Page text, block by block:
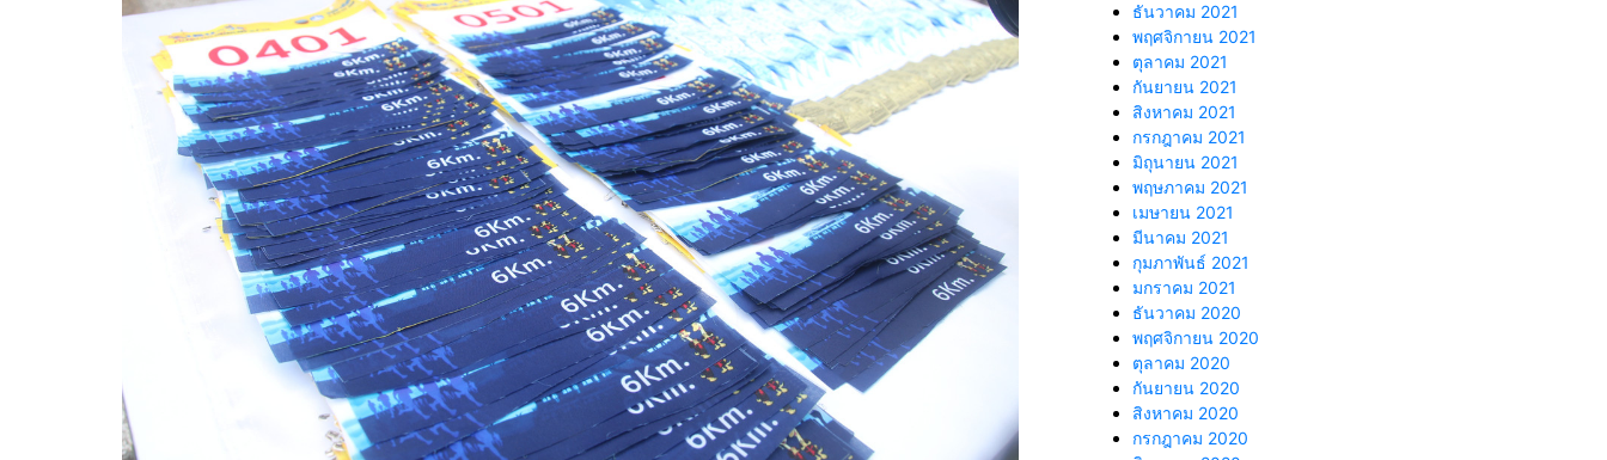
ธันวาคม 2021
พฤศจิกายน 2021
ตุลาคม 2021
กันยายน 2021
สิงหาคม 2021
กรกฎาคม 2021
มิถุนายน 2021
พฤษภาคม 2021
เมษายน 2021
มีนาคม 2021
กุมภาพันธ์ 2021
มกราคม 2021
ธันวาคม 2020
พฤศจิกายน 2020
ตุลาคม 2020
กันยายน 2020
สิงหาคม 2020
กรกฎาคม 2020